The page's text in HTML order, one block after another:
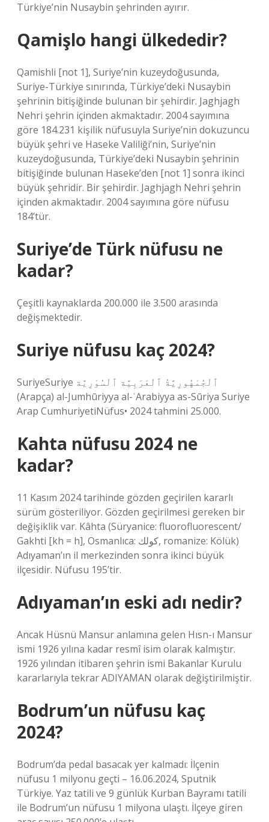
Türkiye’nin Nusaybin şehrinden ayırır.
Qamişlo hangi ülkededir?
Qamishli [not 1], Suriye’nin kuzeydoğusunda,
Suriye-Türkiye sınırında, Türkiye’deki Nusaybin
şehrinin bitişiğinde bulunan bir şehirdir. Jaghjagh
Nehri şehrin içinden akmaktadır. 2004 sayımına
göre 184.231 kişilik nüfusuyla Suriye’nin dokuzuncu
büyük şehri ve Haseke Valiliği’nin, Suriye’nin
kuzeydoğusunda, Türkiye’deki Nusaybin şehrinin
bitişiğinde bulunan Haseke’den [not 1] sonra ikinci
büyük şehridir. Bir şehirdir. Jaghjagh Nehri şehrin
içinden akmaktadır. 2004 sayımına göre nüfusu
184’tür.
Suriye’de Türk nüfusu ne
kadar?
Çeşitli kaynaklarda 200.000 ile 3.500 arasında
değişmektedir.
Suriye nüfusu kaç 2024?
SuriyeSuriye ٱلْجُمْهُورِيَّةُ ٱلْعَرَبِيَّة ٱلْسُوْرِيَّة
(Arapça) al-Jumhūriyya al-ʿArabiyya as-Sūriya Suriye
Arap CumhuriyetiNüfus• 2024 tahmini 25.000.
Kahta nüfusu 2024 ne
kadar?
11 Kasım 2024 tarihinde gözden geçirilen kararlı
sürüm gösteriliyor. Gözden geçirilmesi gereken bir
değişiklik var. Kâhta (Süryanice: fluorofluorescent/
Gakhti [kh = h], Osmanlıca: كولك, romanize: Kölük)
Adıyaman’ın il merkezinden sonra ikinci büyük
ilçesidir. Nüfusu 195’tir.
Adıyaman’ın eski adı nedir?
Ancak Hüsnü Mansur anlamına gelen Hısn-ı Mansur
ismi 1926 yılına kadar resmî isim olarak kalmıştır.
1926 yılından itibaren şehrin ismi Bakanlar Kurulu
kararlarıyla tekrar ADIYAMAN olarak değiştirilmiştir.
Bodrum’un nüfusu kaç
2024?
Bodrum’da pedal basacak yer kalmadı: İlçenin
nüfusu 1 milyonu geçti – 16.06.2024, Sputnik
Türkiye. Yaz tatili ve 9 günlük Kurban Bayramı tatili
ile Bodrum’un nüfusu 1 milyona ulaştı. İlçeye giren